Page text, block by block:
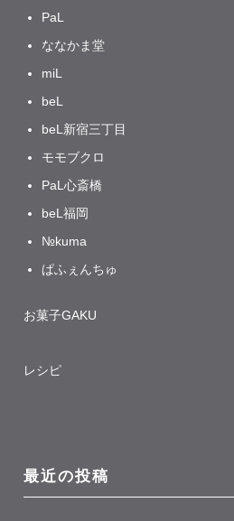
PaL
ななかま堂
miL
beL
beL新宿三丁目
モモブクロ
PaL心斎橋
beL福岡
№kuma
ぱふぇんちゅ
お菓子GAKU
レシピ
最近の投稿